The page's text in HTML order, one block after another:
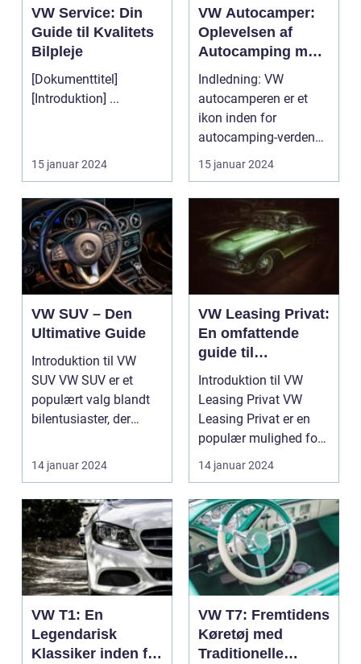
VW Service: Din
Guide til Kvalitets
Bilpleje
[Dokumenttitel]
[Introduktion] ...
15 januar 2024
VW Autocamper:
Oplevelsen af
Autocamping med
Stil
Indledning: VW
autocamperen er et
ikon inden for
autocamping-verdenen
og har i årtier været et
foret...
15 januar 2024
VW SUV – Den
Ultimative Guide
Introduktion til VW
SUV VW SUV er et
populært valg blandt
bilentusiaster, der
14 januar 2024
VW Leasing Privat:
En omfattende
guide til
bilentusiaster og
bil-ejere
Introduktion til VW
Leasing Privat VW
Leasing Privat er en
populær mulighed for
bilentusiaster og bi...
14 januar 2024
VW T1: En
Legendarisk
Klassiker inden for
VW T7: Fremtidens
Køretøj med
Traditionelle